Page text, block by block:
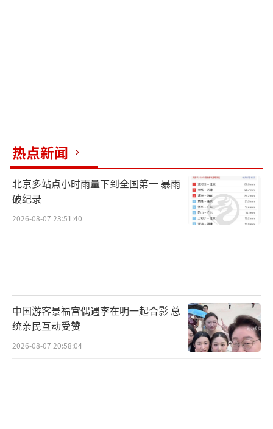
热点新闻
北京多站点小时雨量下到全国第一 暴雨
破纪录
2026-08-07 23:51:40
中国游客景福宫偶遇李在明一起合影 总
统亲民互动受赞
2026-08-07 20:58:04